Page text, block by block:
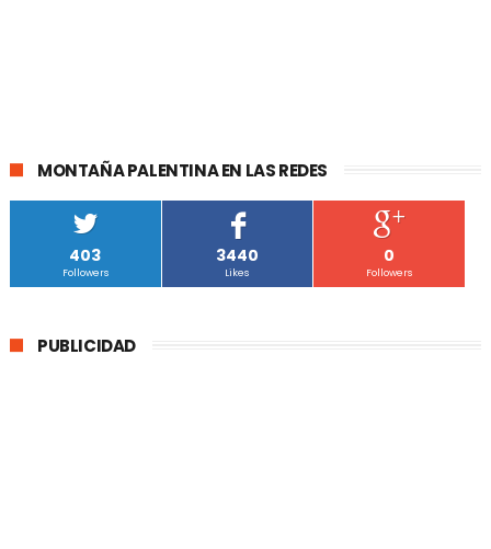
MONTAÑA PALENTINA EN LAS REDES
403
Followers
3440
Likes
0
Followers
PUBLICIDAD